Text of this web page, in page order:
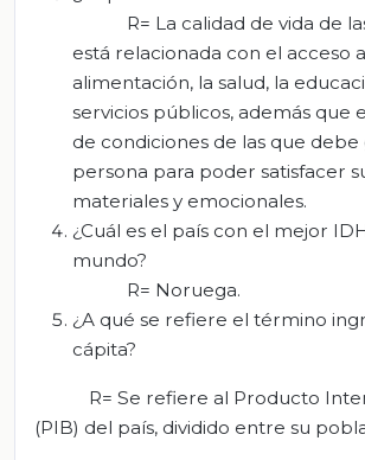
R= La calidad de vida de
está relacionada con el acceso
alimentación, la salud, la
servicios públicos, además que
de condiciones de las que debe
persona para poder satisfacer
materiales y emocionales.
¿Cuál es el país con el mejor
mundo?
R= Noruega.
¿A qué se refiere el término
cápita?
R= Se refiere al Producto
(PIB) del país, dividido entre su